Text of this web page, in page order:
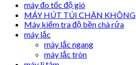
máy đo tốc độ gió
MÁY HÚT TÚI CHÂN KHÔNG
Máy kiểm tra độ bền chà rửa
máy lắc
máy lắc ngang
máy lắc tròn